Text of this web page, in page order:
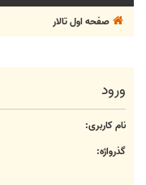
صفحه اول تالار
ورود
نام کاربری:
گذرواژه: